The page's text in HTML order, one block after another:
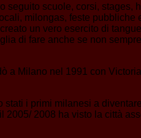
seguito scuole, corsi, stages,
milongas, feste pubbliche
un vero esercito di
di fare anche se non
a Milano nel 1991 con
i primi milanesi a
2005/ 2008 ha visto la città